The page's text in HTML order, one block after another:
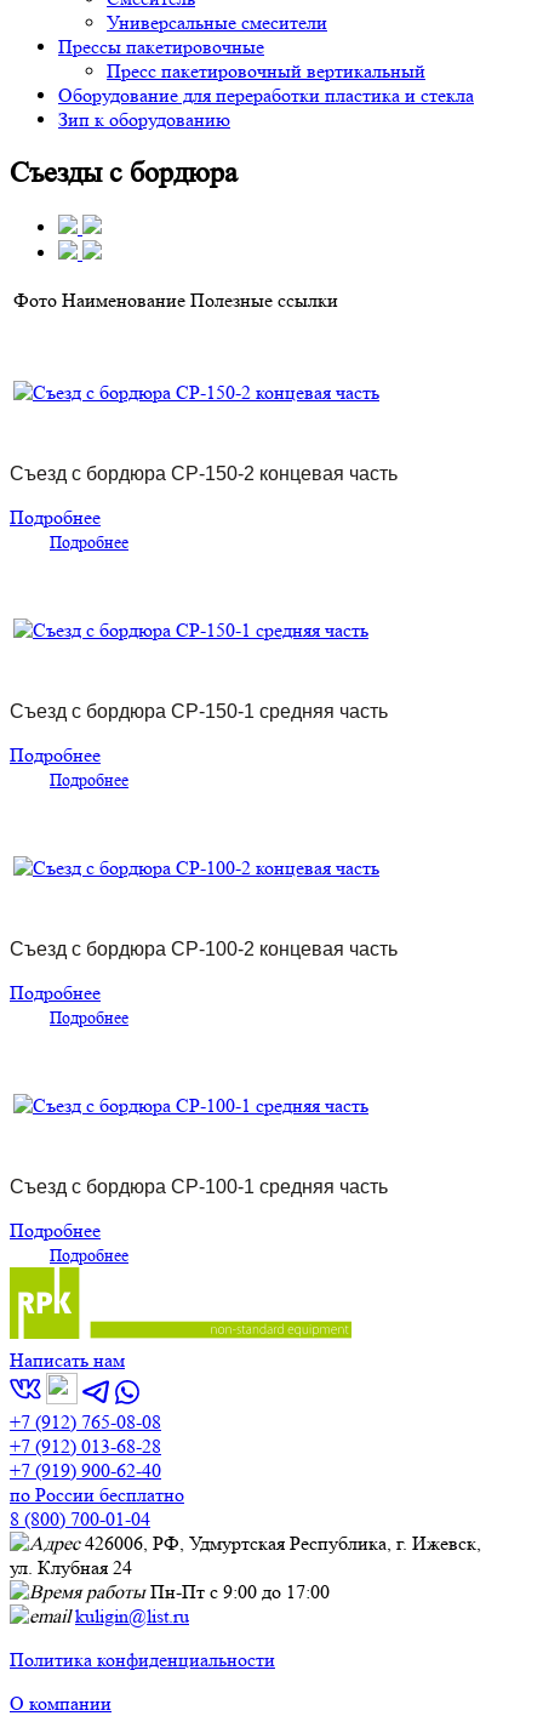
Универсальные смесители
Прессы пакетировочные
Пресс пакетировочный вертикальный
Оборудование для переработки пластика и стекла
Зип к оборудованию
Съезды с бордюра
Фото Наименование Полезные ссылки
Съезд с бордюра СР-150-2 концевая часть
Подробнее
Подробнее
Съезд с бордюра СР-150-1 средняя часть
Подробнее
Подробнее
Съезд с бордюра СР-100-2 концевая часть
Подробнее
Подробнее
Съезд с бордюра СР-100-1 средняя часть
Подробнее
Подробнее
Написать нам
+7 (912) 765-08-08
+7 (912) 013-68-28
+7 (919) 900-62-40
по России бесплатно
8 (800) 700-01-04
426006, РФ, Удмуртская Республика, г. Ижевск,
ул. Клубная 24
Пн-Пт с 9:00 до 17:00
kuligin@list.ru
Политика конфиденциальности
О компании